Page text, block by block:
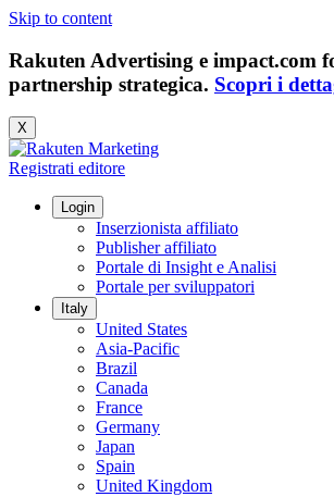
Skip to content
Rakuten Advertising e impact.com
partnership strategica. Scopri i
X
Registrati editore
Login
Inserzionista affiliato
Publisher affiliato
Portale di Insight e Analisi
Portale per sviluppatori
Italy
United States
Asia-Pacific
Brazil
Canada
France
Germany
Japan
Spain
United Kingdom